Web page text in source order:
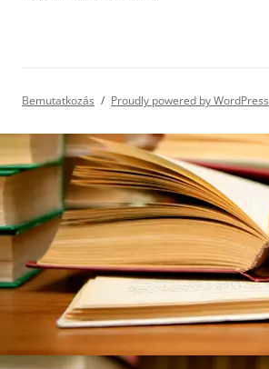
Bemutatkozás Proudly powered by WordPress